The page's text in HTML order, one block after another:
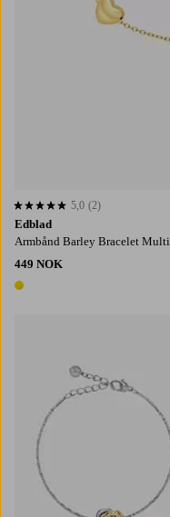
Edblad
Armbånd Barley Bracelet Multi
449 NOK
1 farge
5,0 basert på 2 karaktergivninger
5,0 (2)